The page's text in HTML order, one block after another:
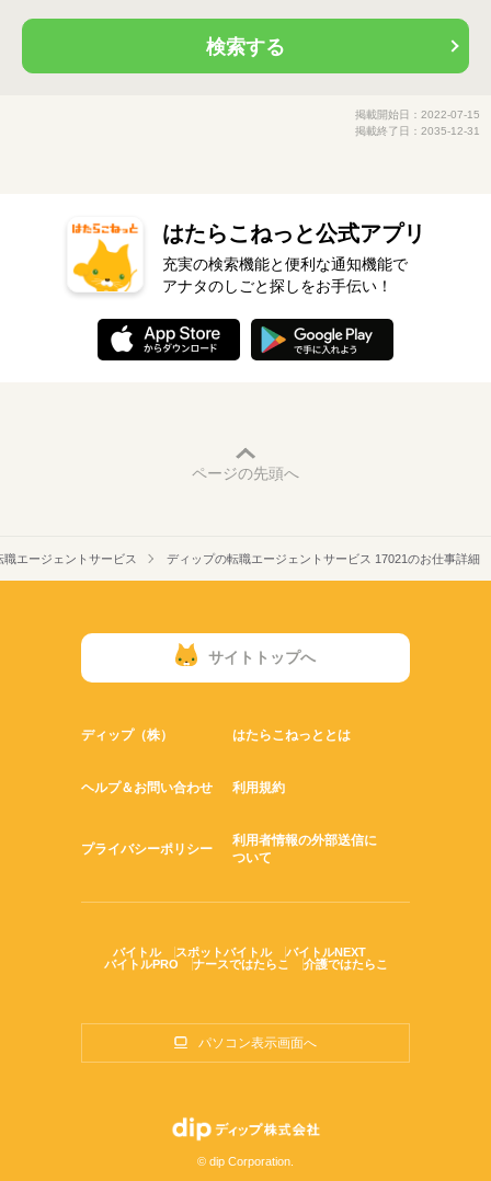
検索する
掲載開始日：2022-07-15
掲載終了日：2035-12-31
はたらこねっと公式アプリ
充実の検索機能と便利な通知機能で
アナタのしごと探しをお手伝い！
ページの先頭へ
職エージェントサービス ディップの転職エージェントサービス 17021のお仕事詳細
サイトトップへ
ディップ（株） はたらこねっととは
ヘルプ＆お問い合わせ 利用規約
プライバシーポリシー
利用者情報の外部送信に
ついて
バイトル スポットバイトル
バイトルNEXT
バイトルPRO
ナースではたらこ 介護ではたらこ
パソコン表示画面へ
© dip Corporation.